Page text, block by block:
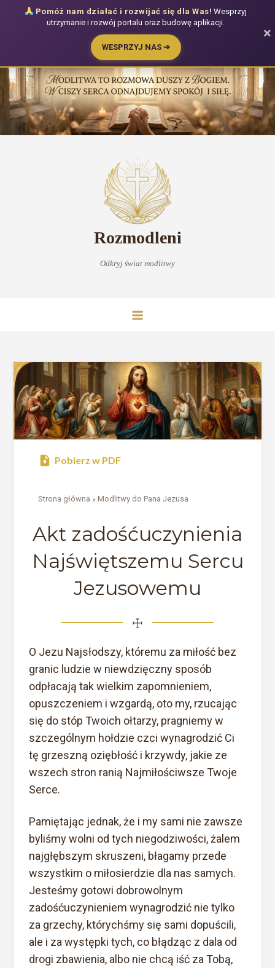
do
treści
Rozmodleni
Odkryj świat modlitwy
Pobierz w PDF
Strona główna »Modlitwy do Pana Jezusa
Akt zadośćuczynienia
Najświętszemu Sercu
Jezusowemu
☩
O Jezu Najsłodszy, któremu za miłość bez
granic ludzie w niewdzięczny sposób
odpłacają tak wielkim zapomnieniem,
opuszczeniem i wzgardą, oto my, rzucając
się do stóp Twoich ołtarzy, pragniemy w
szczególnym hołdzie czci wynagrodzić Ci
tę grzeszną oziębłość i krzywdy, jakie ze
wszech stron ranią Najmiłościwsze Twoje
Serce.
Pamiętając jednak, że i my sami nie zawsze
byliśmy wolni od tych niegodziwości, żalem
najgłębszym skruszeni, błagamy przede
wszystkim o miłosierdzie dla nas samych.
Jesteśmy gotowi dobrowolnym
zadośćuczynieniem wynagrodzić nie tylko
za grzechy, którychśmy się sami dopuścili,
ale i za występki tych, co błądząc z dala od
drogi zbawienia, albo nie chcą iść za Tobą,
Pomóż nam działać i rozwijać się dla Was! Wesprzyj
utrzymanie i rozwój portalu oraz budowę aplikacji.
WESPRZYJ NAS ➔
×